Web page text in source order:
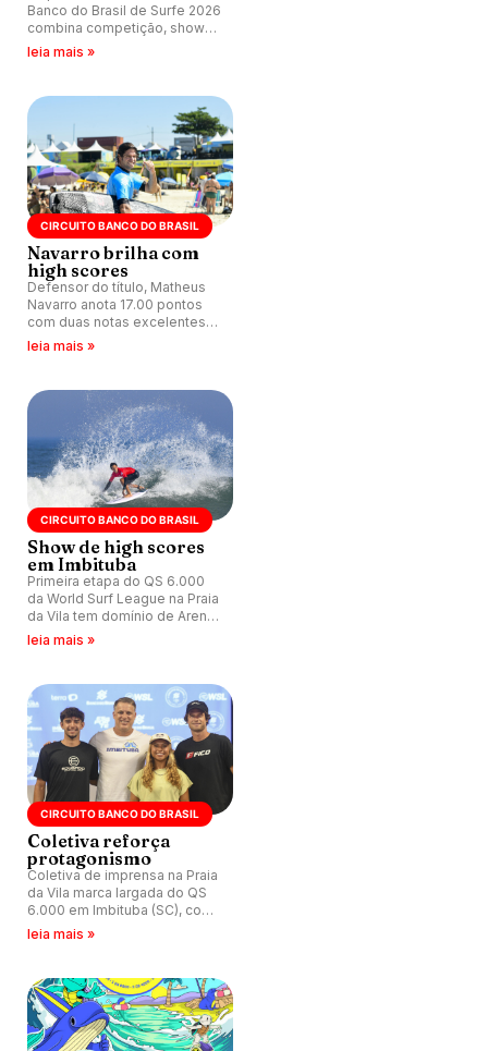
Banco do Brasil de Surfe 2026
combina competição, shows,
ações sociais e
de evento da World Surf
League.
leia mais »
CIRCUITO BANCO DO BRASIL
Navarro brilha com
high scores
Defensor do título, Matheus
Navarro anota 17.00 pontos
com duas notas excelentes e
comanda dia de estreias no
Imbituba (SC).
leia mais »
CIRCUITO BANCO DO BRASIL
Show de high scores
em Imbituba
Primeira etapa do QS 6.000
da World Surf League na Praia
da Vila tem domínio de Arena
Rodriguez e Renan Pulga,
leia mais »
CIRCUITO BANCO DO BRASIL
Coletiva reforça
protagonismo
Coletiva de imprensa na Praia
da Vila marca largada do QS
6.000 em Imbituba (SC), com
atletas internacionais, impacto
League.
leia mais »